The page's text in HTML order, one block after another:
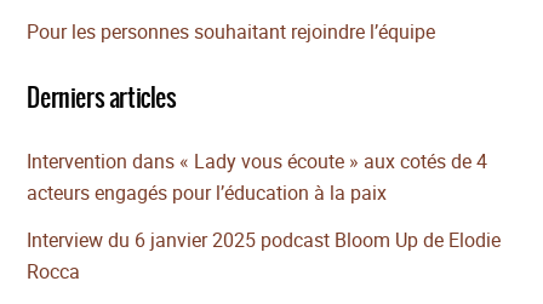
Pour les personnes souhaitant rejoindre l’équipe
Derniers articles
Intervention dans « Lady vous écoute » aux cotés de 4
acteurs engagés pour l’éducation à la paix
Interview du 6 janvier 2025 podcast Bloom Up de Elodie
Rocca